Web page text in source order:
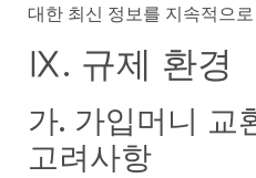
대한 최신 정보를 지속적으
Ⅸ. 규제 환경
가. 가입머니 교
고려사항